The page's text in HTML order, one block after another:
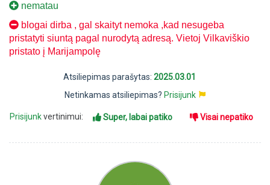
nematau
blogai dirba , gal skaityt nemoka ,kad nesugeba
pristatyti siuntą pagal nurodytą adresą. Vietoj Vilkaviškio
pristato į Marijampolę
Atsiliepimas parašytas: 2025.03.01
Netinkamas atsiliepimas? Prisijunk
Prisijunkvertinimui: Super, labai patiko Visai nepatiko